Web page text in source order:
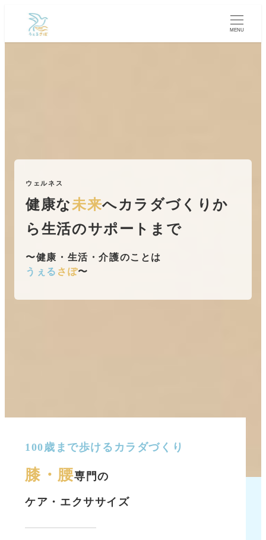
ン
MENU
ウェルネス
健康な未来へカラダづくりか
ら生活のサポートまで
〜健康・生活・介護のことは
うぇる さぽ〜
100歳まで歩けるカラダづくり
膝・腰専門の
ケア・エクササイズ